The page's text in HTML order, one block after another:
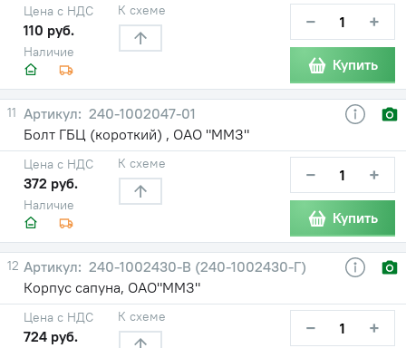
Наличие
Цена с НДС
110 руб.
К схеме − +
Купить
11
240-1002047-01
Болт ГБЦ (короткий) , ОАО "ММЗ"
Наличие
Цена с НДС
372 руб.
К схеме − +
Купить
12
240-1002430-В (240-1002430-Г)
Корпус сапуна, ОАО"ММЗ"
Цена с НДС
724 руб.
К схеме − +